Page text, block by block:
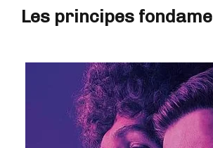
Les principes